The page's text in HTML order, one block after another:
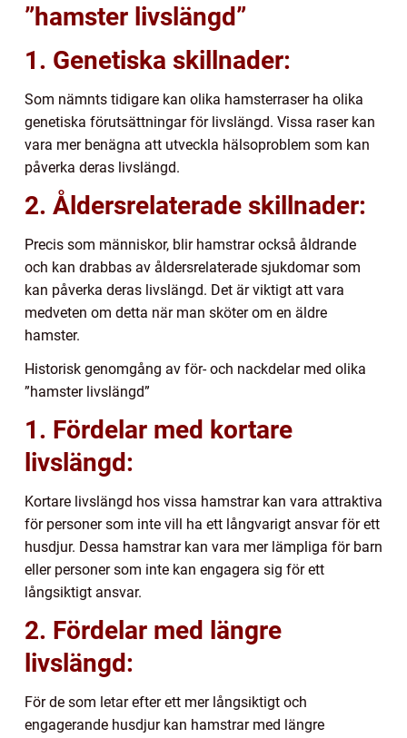
”hamster livslängd”
1. Genetiska skillnader:
Som nämnts tidigare kan olika hamsterraser ha olika
genetiska förutsättningar för livslängd. Vissa raser kan
vara mer benägna att utveckla hälsoproblem som kan
påverka deras livslängd.
2. Åldersrelaterade skillnader:
Precis som människor, blir hamstrar också åldrande
och kan drabbas av åldersrelaterade sjukdomar som
kan påverka deras livslängd. Det är viktigt att vara
medveten om detta när man sköter om en äldre
hamster.
Historisk genomgång av för- och nackdelar med olika
”hamster livslängd”
1. Fördelar med kortare
livslängd:
Kortare livslängd hos vissa hamstrar kan vara attraktiva
för personer som inte vill ha ett långvarigt ansvar för ett
husdjur. Dessa hamstrar kan vara mer lämpliga för barn
eller personer som inte kan engagera sig för ett
långsiktigt ansvar.
2. Fördelar med längre
livslängd:
För de som letar efter ett mer långsiktigt och
engagerande husdjur kan hamstrar med längre